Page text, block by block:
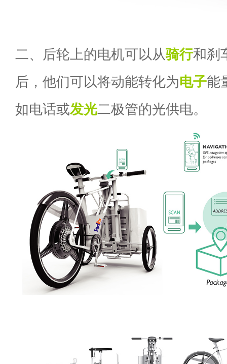
二、后轮上的电机可以从骑行和刹
后，他们可以将动能转化为电子能
如电话或发光二极管的光供电。